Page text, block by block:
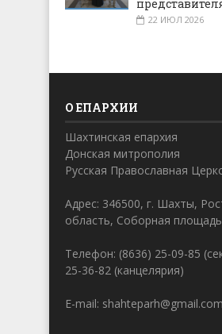
22 ИЮЛ 2026
О ЕПАРХИИ
Шахтинская епархия
Донская митрополия
Русская Православная
Адрес: 346500, г. Шахты,
область, Соборная
Телефон: (8636) 25-09-85
25-36-82 (канцелярия)
E-mail: shahteparh@gmail.com